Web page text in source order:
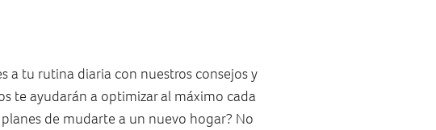
a tu rutina diaria con nuestros consejos y
te ayudarán a optimizar al máximo cada
de mudarte a un nuevo hogar? No